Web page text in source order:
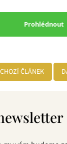
ČLÁNEK